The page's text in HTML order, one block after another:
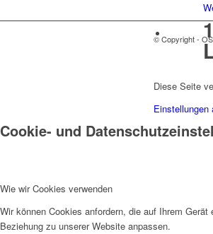
© Copyright -
Diese Seite
Einstellungen
Cookie- und
Wie wir Cookies verwenden
Wir können Cookies anfordern, die auf Ihrem
Beziehung zu unserer Website anpassen.